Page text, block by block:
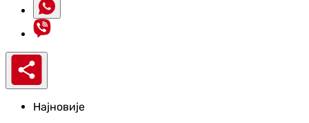
Најновије